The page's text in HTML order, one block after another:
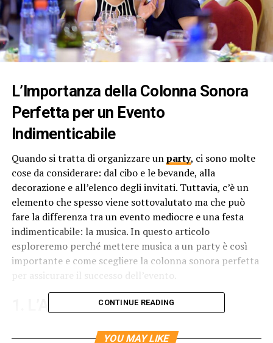
L’Importanza della Colonna Sonora
Perfetta per un Evento
Indimenticabile
Quando si tratta di organizzare unparty, ci sono molte
cose da considerare: dal cibo e le bevande, alla
decorazione e all’elenco degli invitati. Tuttavia, c’è un
elemento che spesso viene sottovalutato ma che può
fare la differenza tra un evento mediocre e una festa
indimenticabile: la musica. In questo articolo
esploreremo perché mettere musica a un party è così
importante e come scegliere la colonna sonora perfetta
per assicurare il successo dell’evento.
1. L’Ambiente Giusto
ha il potere di creare un’atmosfera e
CONTINUE READING
YOU MAY LIKE